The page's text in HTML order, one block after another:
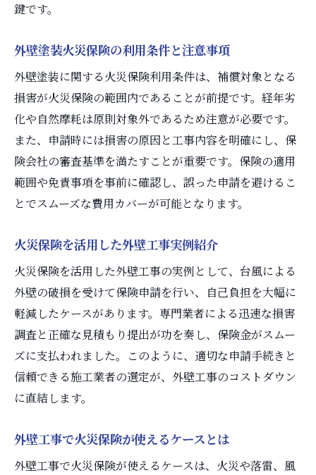
鍵です。
外壁塗装火災保険の利用条件と注意事項
外壁塗装に関する火災保険利用条件は、補償対象となる
損害が火災保険の範囲内であることが前提です。経年劣
化や自然摩耗は原則対象外であるため注意が必要です。
また、申請時には損害の原因と工事内容を明確にし、保
険会社の審査基準を満たすことが重要です。保険の適用
範囲や免責事項を事前に確認し、誤った申請を避けるこ
とでスムーズな費用カバーが可能となります。
火災保険を活用した外壁工事実例紹介
火災保険を活用した外壁工事の実例として、台風による
外壁の破損を受けて保険申請を行い、自己負担を大幅に
軽減したケースがあります。専門業者による迅速な損害
調査と正確な見積もり提出が功を奏し、保険金がスムー
ズに支払われました。このように、適切な申請手続きと
信頼できる施工業者の選定が、外壁工事のコストダウン
に直結します。
外壁工事で火災保険が使えるケースとは
外壁工事で火災保険が使えるケースは、火災や落雷、風